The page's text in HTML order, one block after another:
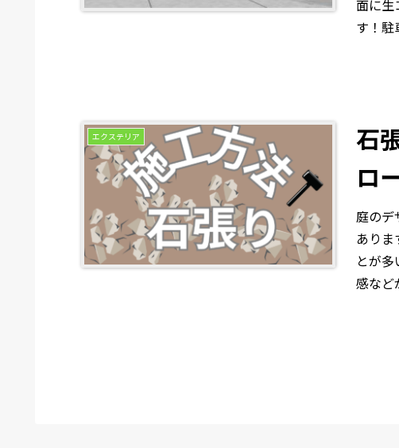
面に生
す！駐
用さ
エクステリア
石
ロ
庭のデ
ありま
とが
感など
の「